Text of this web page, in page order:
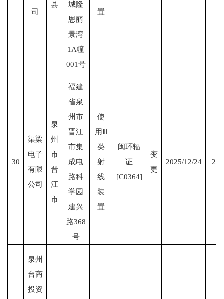
司
县
城隆
恩丽
景湾
1A幢
001号
置
30
渠梁
电子
有限
公司
泉
州
市
晋
江
市
福建
省泉
州市
晋江
市集
成电
路科
学园
建兴
路368
号
使
用Ⅲ
类
射
线
装
置
闽环辐
证
[C0364]
变
更
2025/12/24
泉州
台商
投资